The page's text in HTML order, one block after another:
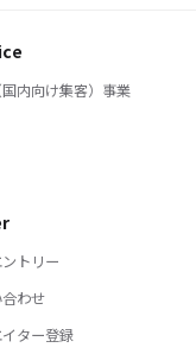
内向け集客）事業
トリー
わせ
ター登録